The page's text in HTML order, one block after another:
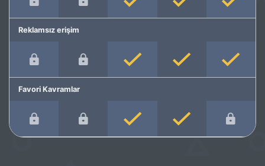
Reklamsız erişim
Favori Kavramlar